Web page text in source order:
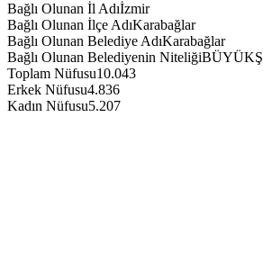
Bağlı Olunan İl Adıİzmir
Bağlı Olunan İlçe AdıKarabağlar
Bağlı Olunan Belediye AdıKarabağlar
Bağlı Olunan Belediyenin Niteliği
Toplam Nüfusu10.043
Erkek Nüfusu4.836
Kadın Nüfusu5.207